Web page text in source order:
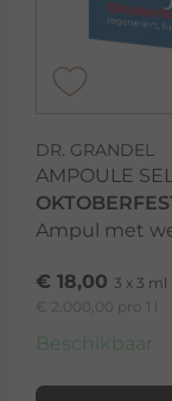
DR. GRANDEL
AMPOULE
Ampul met
€ 18,00 3 x 3 ml
€ 2.000,00 pro 1 l
Beschikbaar